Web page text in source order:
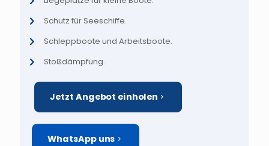
Schutz für Seeschiffe.
Schleppboote und Arbeitsboote.
Stoßdämpfung.
Jetzt Angebot einholen
WhatsApp uns